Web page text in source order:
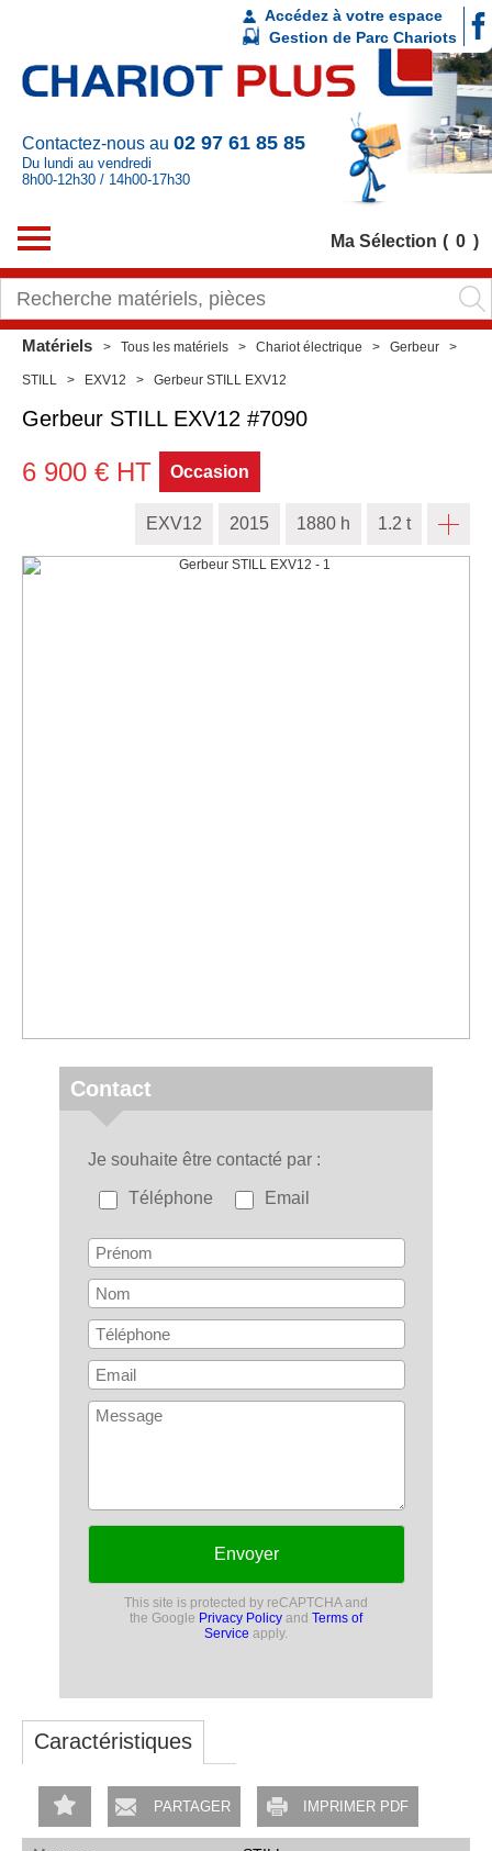
Contactez-nous au 02 97 61 85 85
Du lundi au vendredi
8h00-12h30 / 14h00-17h30
Accédez à votre espace
Gestion de Parc Chariots
Ma Sélection 0
Matériels Tous les matériels Chariot électrique Gerbeur
STILL EXV12 Gerbeur STILL EXV12
Gerbeur STILL EXV12 #7090
6 900 € HT Occasion
EXV12 2015 1880 h 1.2 t
Caractéristiques
PARTAGER IMPRIMER PDF
Contact
Je souhaite être contacté par
Téléphone Email
Envoyer
This site is protected by reCAPTCHA and
the Google Privacy Policy and Terms of
Service apply.